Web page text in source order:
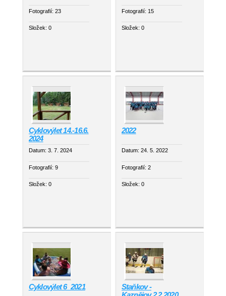
Fotografií: 23
Složek: 0
Fotografií: 15
Složek: 0
Cyklovýlet 14.-16.6.
2024
Datum: 3. 7. 2024
Fotografií: 9
Složek: 0
2022
Datum: 24. 5. 2022
Fotografií: 2
Složek: 0
Cyklovýlet 6_2021
Staňkov -